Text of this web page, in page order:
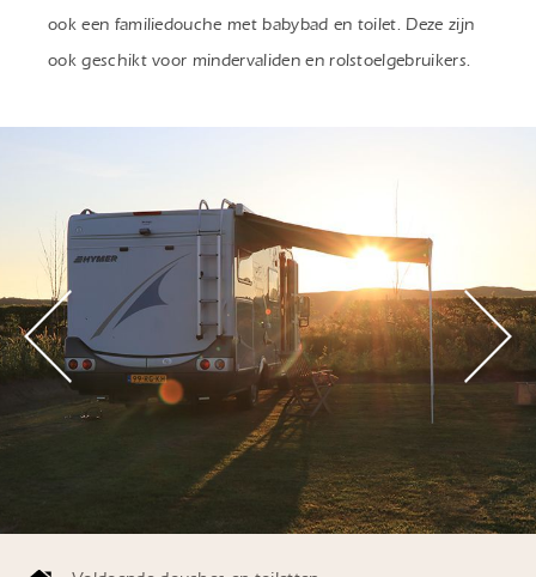
ook een familiedouche met babybad en toilet. Deze zijn
ook geschikt voor mindervaliden en rolstoelgebruikers.